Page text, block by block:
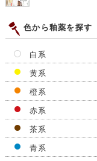
色から釉薬を探す
白系
黄系
橙系
赤系
茶系
青系